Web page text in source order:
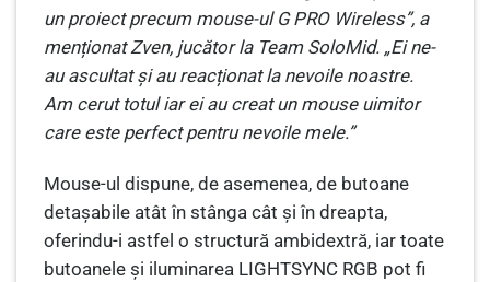
un proiect precum mouse-ul G PRO Wireless”, a
menționat Zven, jucător la Team SoloMid. „Ei ne-
au ascultat și au reacționat la nevoile noastre.
Am cerut totul iar ei au creat un mouse uimitor
care este perfect pentru nevoile mele.”
Mouse-ul dispune, de asemenea, de butoane
detașabile atât în stânga cât și în dreapta,
oferindu-i astfel o structură ambidextră, iar toate
butoanele și iluminarea LIGHTSYNC RGB pot fi